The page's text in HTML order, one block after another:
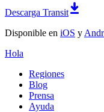
Descarga Transit
Disponible en iOS y
Hola
Regiones
Blog
Prensa
Ayuda